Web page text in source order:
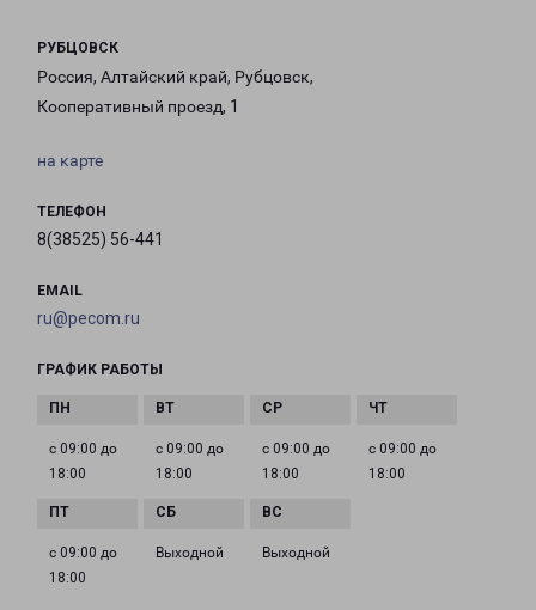
РУБЦОВСК
Россия, Алтайский край, Рубцовск,
Кооперативный проезд, 1
на карте
ТЕЛЕФОН
8(38525) 56-441
EMAIL
ru@pecom.ru
ГРАФИК РАБОТЫ
с 09:00 до
18:00
с 09:00 до
18:00
с 09:00 до
18:00
с 09:00 до
18:00
с 09:00 до
18:00
Выходной Выходной